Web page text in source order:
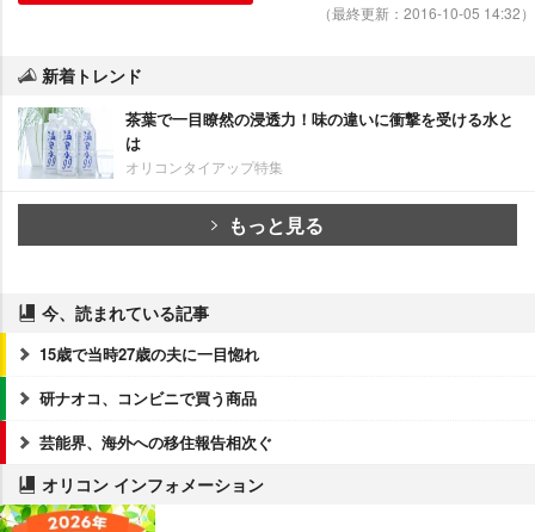
（最終更新：2016-10-05 14:32）
新着トレンド
茶葉で一目瞭然の浸透力！味の違いに衝撃を受ける水と
は
オリコンタイアップ特集
もっと見る
今、読まれている記事
15歳で当時27歳の夫に一目惚れ
研ナオコ、コンビニで買う商品
芸能界、海外への移住報告相次ぐ
オリコン インフォメーション